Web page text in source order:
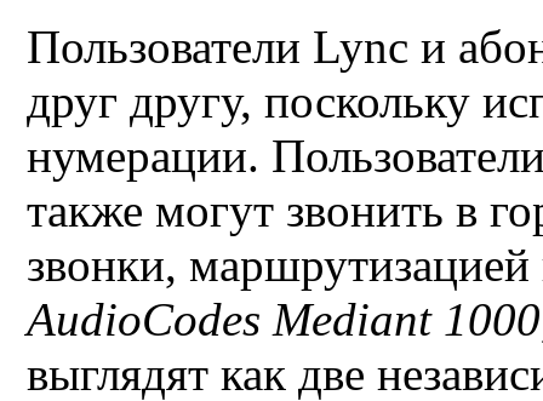
Пользователи Lyncи
друг другу, поскольку
нумерации.
также могут звонить в
звонки, маршрутизацией
AudioCodes Mediant 1000
выглядят как две